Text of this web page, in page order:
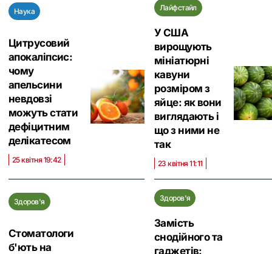
Наука
Цитрусовий
апокаліпсис:
чому
апельсини
невдовзі
можуть стати
дефіцитним
делікатесом
25 квітня 19:42
Лайфстайл
У США
вирощують
мініатюрні
кавуни
розміром з
яйце: як вони
виглядають і
що з ними не
так
23 квітня 11:11
Здоров'я
Стоматологи
б'ють на
Здоров'я
Замість
снодійного та
гаджетів: